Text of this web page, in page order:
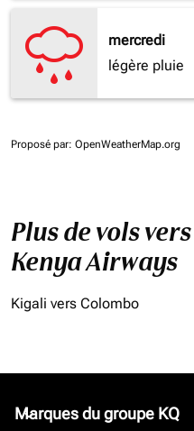
mercredi
légère pluie
Proposé par: OpenWeatherMap.org
Plus de vols
Kenya Airways
Kigali vers Colombo
Marques du groupe KQ
keyboard_arrow_down